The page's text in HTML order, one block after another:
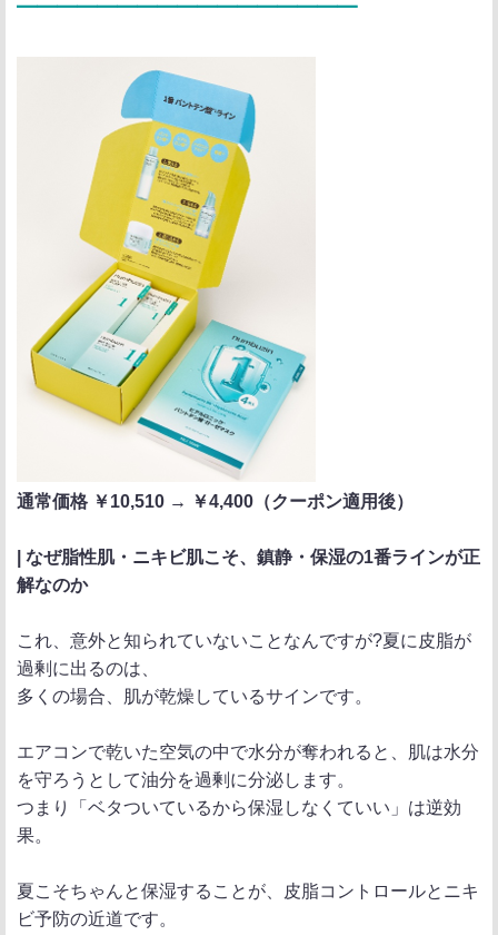
━━━━━━━━━━━━━━━━━
通常価格 ￥10,510 → ￥4,400（クーポン適用後）
| なぜ脂性肌・ニキビ肌こそ、鎮静・保湿の1番ラインが正
解なのか
これ、意外と知られていないことなんですが?夏に皮脂が
過剰に出るのは、
多くの場合、肌が乾燥しているサインです。
エアコンで乾いた空気の中で水分が奪われると、肌は水分
を守ろうとして油分を過剰に分泌します。
つまり「ベタついているから保湿しなくていい」は逆効
果。
夏こそちゃんと保湿することが、皮脂コントロールとニキ
ビ予防の近道です。